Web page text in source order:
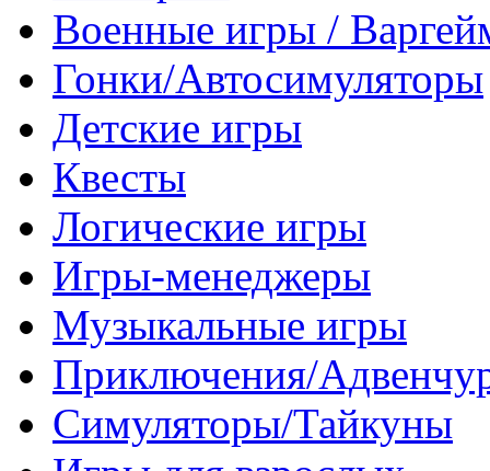
Военные игры /
Гонки/Автосимуляторы
Детские игры
Квесты
Логические игры
Игры-менеджеры
Музыкальные игры
Приключения/
Симуляторы/Тайкуны